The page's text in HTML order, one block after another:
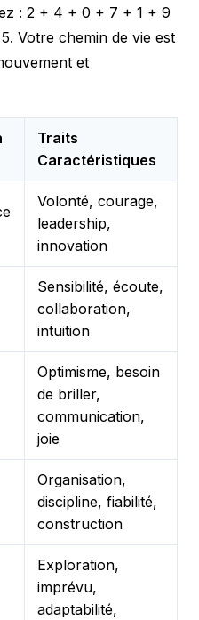
: 2 + 4 + 0 + 7 + 1 + 9
Votre chemin de vie est
et
Traits
Caractéristiques
Volonté, courage,
leadership,
innovation
Sensibilité, écoute,
collaboration,
intuition
Optimisme, besoin
de briller,
communication,
joie
Organisation,
discipline, fiabilité,
construction
Exploration,
imprévu,
adaptabilité,